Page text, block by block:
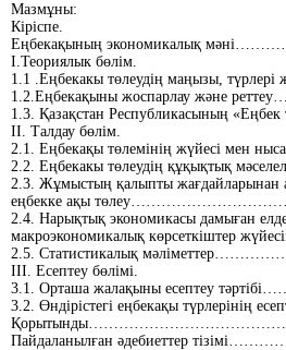
Мазмұны:
Кіріспе.
Еңбекақының экономикалық
І.Теориялык бөлім.
1.1 .Еңбекакы төлеудің маңызы,
1.2.Еңбекақыны жоспарлау
1.3. Қазақстан Республикасының
II. Талдау бөлім.
2.1. Еңбекақы төлемінің
2.2. Еңбекакы төлеудің
2.3. Жұмыстың қалыпты жағдайларынан
еңбекке ақы
2.4. Нарықтық экономикасы дамыған
макроэкономикалық көрсеткіштер
2.5. Статистикалық
III. Есептеу бөлімі.
3.1. Орташа жалақыны есептеу
3.2. Өндірістегі еңбекақы
Пайдаланылған әдебиеттер